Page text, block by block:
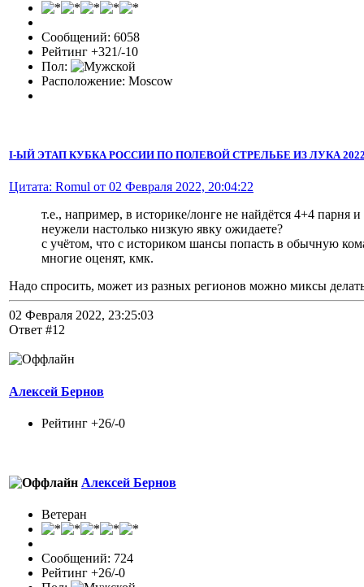
Сообщений: 6058
Рейтинг +321/-10
Пол:
Расположение: Moscow
I-ЫЙ ЭТАП КУБКА РОССИИ ПО ПОЛЕВОЙ СТРЕЛЬБЕ ИЗ ЛУКА 2022
Цитата: Romul от 02 Февраля 2022, 20:04:22
т.е., например, в историке/лонге не найдётся 4+4 парня
неужели настолько низкую явку ожидаете?
с учётом, что с историком шансы попасть в обычную
многие оценят, кмк.
Надо спросить, может из разных регионов можно миксы
02 Февраля 2022, 23:25:03
Ответ #12
Алексей Бернов
Рейтинг +26/-0
Алексей Бернов
Ветеран
Сообщений: 724
Рейтинг +26/-0